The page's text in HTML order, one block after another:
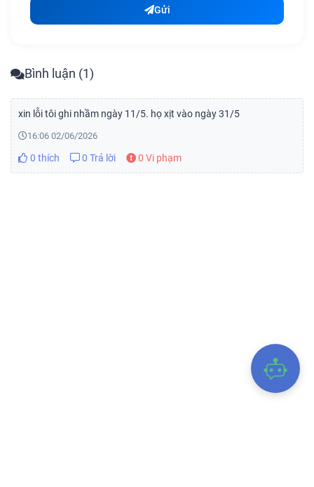
Gửi
Bình luận (1)
xin lỗi tôi ghi nhầm ngày 11/5. họ xịt vào ngày 31/5
16:06 02/06/2026
0 thích 0 Trả lời 0 Vi phạm